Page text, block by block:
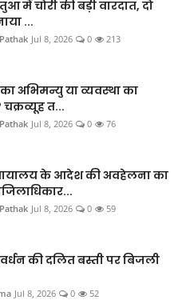
में चोरी की बड़ी वारदात, दो
...
Jul 8, 2026 0 213
अभिमन्यु या व्यवस्था का
चक्रव्यूह त...
Jul 8, 2026 0 76
के आदेश की अवहेलना का
Jul 8, 2026 0 59
की दलित बस्ती पर बिजली
Jul 8, 2026 0 52